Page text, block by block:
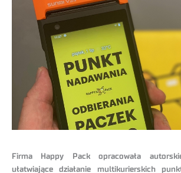
Firma Happy Pack opracowała
ułatwiające działanie multikurierskich